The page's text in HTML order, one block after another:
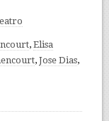
, Elisa
, Jose Dias,